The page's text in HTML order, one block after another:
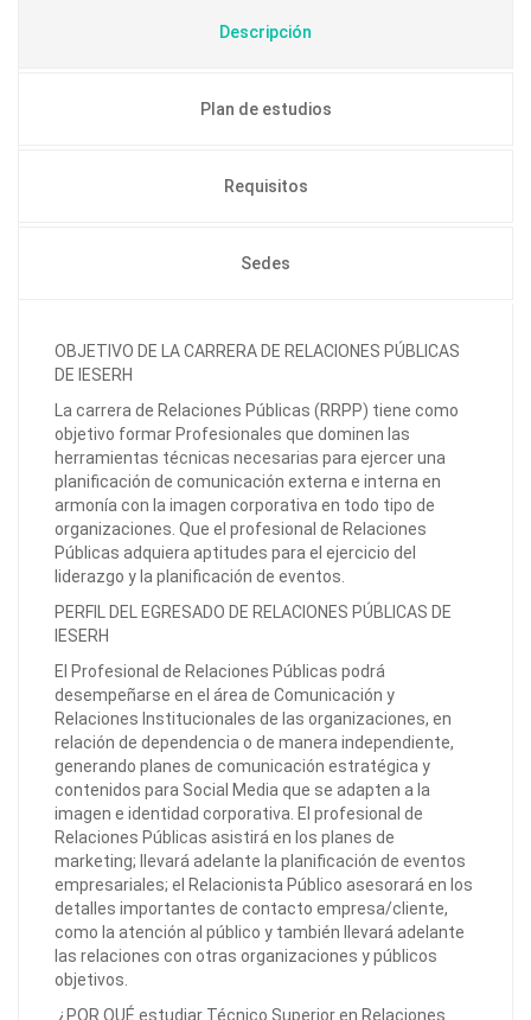
Descripción
Plan de estudios
Requisitos
Sedes
OBJETIVO DE LA CARRERA DE RELACIONES PÚBLICAS
DE IESERH
La carrera de Relaciones Públicas (RRPP) tiene como
objetivo formar Profesionales que dominen las
herramientas técnicas necesarias para ejercer una
planificación de comunicación externa e interna en
armonía con la imagen corporativa en todo tipo de
organizaciones. Que el profesional de Relaciones
Públicas adquiera aptitudes para el ejercicio del
liderazgo y la planificación de eventos.
PERFIL DEL EGRESADO DE RELACIONES PÚBLICAS DE
IESERH
El Profesional de Relaciones Públicas podrá
desempeñarse en el área de Comunicación y
Relaciones Institucionales de las organizaciones, en
relación de dependencia o de manera independiente,
generando planes de comunicación estratégica y
contenidos para Social Media que se adapten a la
imagen e identidad corporativa. El profesional de
Relaciones Públicas asistirá en los planes de
marketing; llevará adelante la planificación de eventos
empresariales; el Relacionista Público asesorará en los
detalles importantes de contacto empresa/cliente,
como la atención al público y también llevará adelante
las relaciones con otras organizaciones y públicos
objetivos.
¿POR QUÉ estudiar Técnico Superior en Relaciones